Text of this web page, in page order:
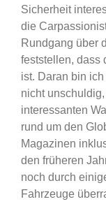
Sicherheit
die
Rundgang über
feststellen, dass
ist. Daran bin
nicht
interessanten
rund um den
Magazinen
den früheren
noch durch
Fahrzeuge